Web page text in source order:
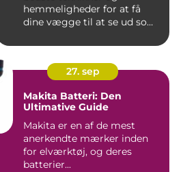
hemmeligheder for at få
dine vægge til at se ud som
27. sep
Makita Batteri: Den
Ultimative Guide
Makita er en af de mest
anerkendte mærker inden
for elværktøj, og deres
batterier...